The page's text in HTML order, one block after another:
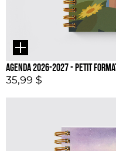
Agenda 2026-2027 - Petit format
35,99 $